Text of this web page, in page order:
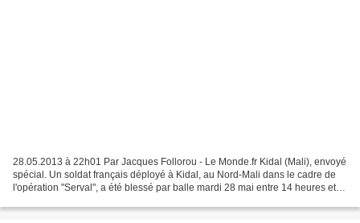
28.05.2013 à 22h01 Par Jacques Follorou - Le Monde.fr Kidal (Mali), envoyé
spécial. Un soldat français déployé à Kidal, au Nord-Mali dans le cadre de
l'opération "Serval", a été blessé par balle mardi 28 mai entre 14 heures et